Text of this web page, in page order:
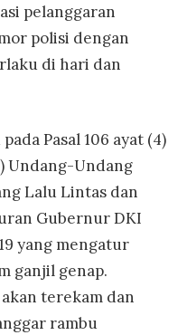
pelanggaran
polisi dengan
di hari dan
Pasal 106 ayat (4)
Undang-Undang
Lalu Lintas dan
Gubernur DKI
yang mengatur
ganjil genap.
terekam dan
rambu